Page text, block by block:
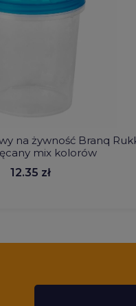
na żywność Branq
mix kolorów
12.35 zł